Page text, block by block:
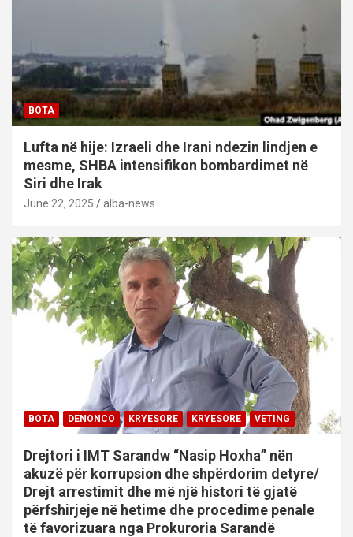
BOTA
Lufta në hije: Izraeli dhe Irani ndezin lindjen e
mesme, SHBA intensifikon bombardimet në
Siri dhe Irak
June 22, 2025 alba-news
BOTA DENONCO KRYESORE KRYESORE VETING
Drejtori i IMT Sarandw “Nasip Hoxha” nën
akuzë për korrupsion dhe shpërdorim detyre/
Drejt arrestimit dhe më një histori të gjatë
përfshirjeje në hetime dhe procedime penale
të favorizuara nga Prokuroria Sarandë